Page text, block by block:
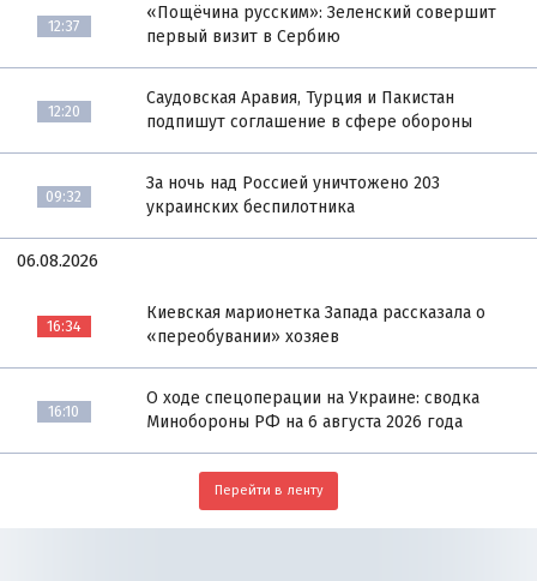
12:37
«Пощёчина русским»: Зеленский совершит
первый визит в Сербию
12:20
Саудовская Аравия, Турция и Пакистан
подпишут соглашение в сфере обороны
09:32
За ночь над Россией уничтожено 203
украинских беспилотника
06.08.2026
16:34
Киевская марионетка Запада рассказала о
«переобувании» хозяев
16:10
О ходе спецоперации на Украине: сводка
Минобороны РФ на 6 августа 2026 года
Перейти в ленту